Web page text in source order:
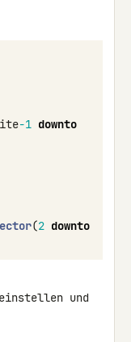
-1 downto
(2 downto
und